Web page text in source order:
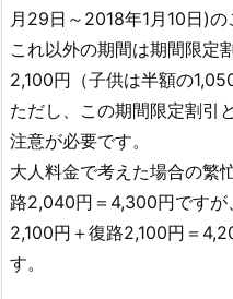
月29日～2018年1月10日)の
これ以外の期間は期間限定
2,100円（子供は半額の
ただし、この期間限定割引
注意が必要です。
大人料金で考えた場合の繁
路2,040円＝4,300円ですが
2,100円＋復路2,100円＝
す。